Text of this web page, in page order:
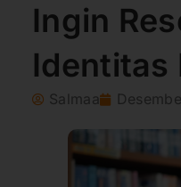
Ingin
Identitas
Salmaa